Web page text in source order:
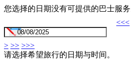
您选择的日期没有可提供的巴士服
<<<
> >> >>>
请选择希望旅行的日期与时间。